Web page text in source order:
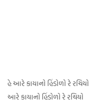
હે આરે કાયાનો હિંડોળો રે રચિયો
આરે કાયાનો હિંડોળો રે રચિયો